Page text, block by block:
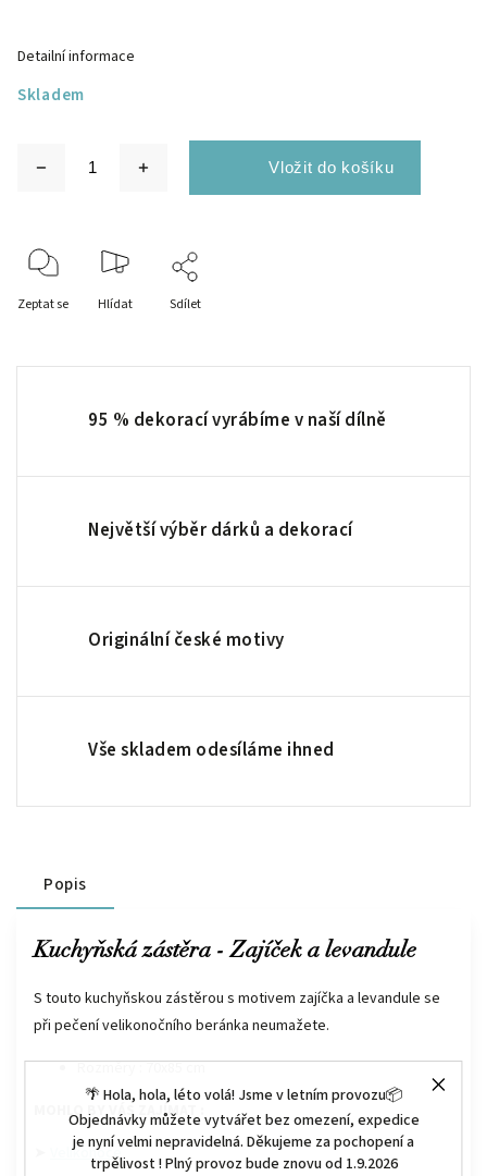
🌴 Hola, hola, léto volá! Jsme v letním provozu📦
Objednávky můžete vytvářet bez omezení, expedice
je nyní velmi nepravidelná. Děkujeme za pochopení a
trpělivost ! Plný provoz bude znovu od 1.9.2026
Skladem
Detailní informace
Zeptat se Hlídat Sdílet
95 % dekorací vyrábíme v naší dílně
Největší výběr dárků a dekorací
Originální české motivy
Vše skladem odesíláme ihned
Popis
Kuchyňská zástěra - Zajíček a levandule
S touto kuchyňskou zástěrou s motivem zajíčka a levandule se
při pečení velikonočního beránka neumažete.
Rozměry : 70x85 cm
MOHLO BY VÁS ZAJÍMAT :
Velikonoce